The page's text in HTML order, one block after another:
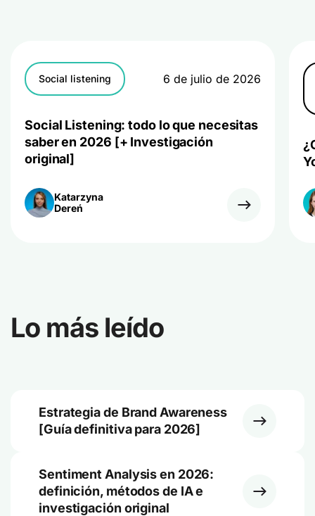
Social listening 6 de julio de 2026
Social Listening: todo lo que necesitas
saber en 2026 [+ Investigación
original]
Katarzyna
Dereń
Lo más leído
Estrategia de Brand Awareness
[Guía definitiva para 2026]
Sentiment Analysis en 2026:
definición, métodos de IA e
investigación original